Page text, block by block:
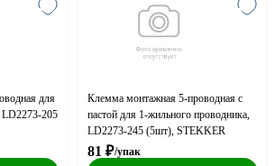
для
LD2273-205
Клемма монтажная 5-проводная с
пастой для 1-жильного проводника,
LD2273-245 (5шт), STEKKER
81 ₽/упак